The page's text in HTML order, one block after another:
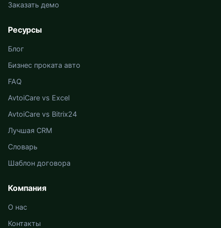
Заказать демо
Ресурсы
Блог
Бизнес проката авто
FAQ
AvtoiCare vs Excel
AvtoiCare vs Bitrix24
Лучшая CRM
Словарь
Шаблон договора
Компания
О нас
Контакты